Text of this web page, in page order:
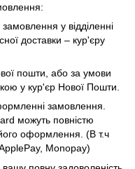
у відділенні
доставки – кур'єру
пошти, або за умови
у кур'єр Нової Пошти.
замовлення.
можуть повністю
оформлення. (В т.ч
Monopay)